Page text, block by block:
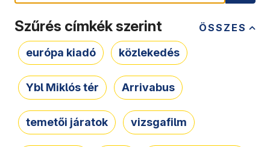
ÖSSZES
Szűrés címkék szerint
európa kiadó közlekedés
Ybl Miklós tér Arrivabus
temetői járatok vizsgafilm